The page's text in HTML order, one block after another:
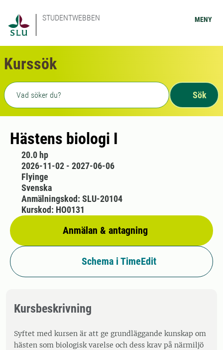
STUDENTWEBBEN MENY
Kurssök
Fritext sökning
Sök
Hästens biologi I
20.0 hp
2026-11-02 - 2027-06-06
Flyinge
Svenska
Anmälan & antagning
Anmälningskod: SLU-20104
Kurskod: HO0131
Schema i TimeEdit
Kursbeskrivning
Syftet med kursen är att ge grundläggande kunskap om
hästen som biologisk varelse och dess krav på närmiljö